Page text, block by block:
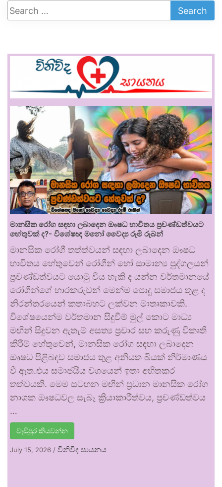
මානසික රෝග සඳහා ලබාදෙන ඖෂධ භාවිතය ප්‍රචණ්ඩත්වයට
හේතුවක් ද?- විශේෂඥ මනෝ වෛද්‍ය රූමි රූබන්
මානසික රෝගී තත්ත්වයන් සඳහා ලබාදෙන ඖෂධ
භාවිතය හේතුවෙන් රෝගීන් හෝ සාමාන්‍ය පුද්ගලයන්
ප්‍රචණ්ඩත්වයට යොමු විය හැකි ද යන්න වර්තමානයේ
රෝගීන්ගේ භාරකරුවන් මෙන්ම පොදු සමාජය තුළ ද
නිරන්තරයෙන් කතාබහට ලක්වන මාතෘකාවකි.
විශේෂයෙන්ම වර්තමාන සිදුවීම් මුල් කොට මාධ්‍ය
මඟින් සිදුවන ඇතැම් අසත්‍ය ප්‍රචාර සහ කරුණු විකෘති
කිරීම් හේතුවෙන්, මානසික රෝග සඳහා ලබාදෙන
ඖෂධ පිළිබඳව සමාජය තුළ අනියත බියක් නිර්මාණය
වී ඇත.එය සමාජයීය වශයෙන් ඉතා අහිතකර
තත්වයකි. මෙම සටහන මඟින් ප්‍රධාන මානසික රෝග
නාශක ඖෂධවල සැබෑ ක්‍රියාකාරීත්වය, ප්‍රචණ්ඩත්වය
…
වැඩිපුර කියවන්න
July 15, 2026 / විනිවිද සායනය